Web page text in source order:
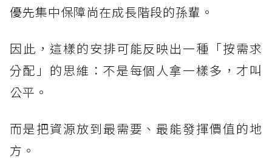
優先集中保障尚在成長階段的孫輩。
因此，這樣的安排可能反映出一種「按需求
分配」的思維：不是每個人拿一樣多，才叫
公平。
而是把資源放到最需要、最能發揮價值的地
方。